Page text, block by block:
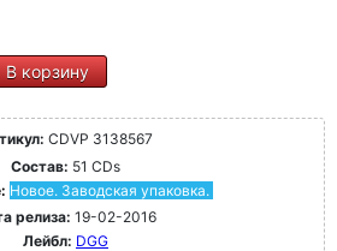
В корзину
CDVP 3138567
Состав: 51 CDs
Новое. Заводская упаковка.
релиза: 19-02-2016
Лейбл: DGG